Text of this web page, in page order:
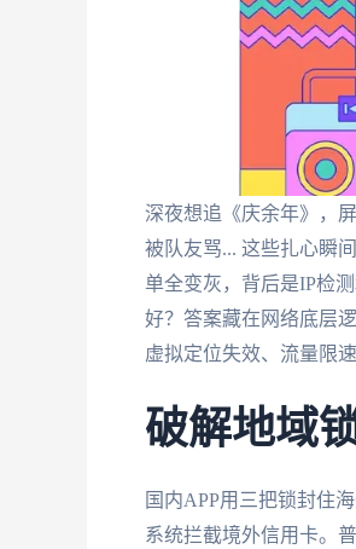
深夜想追《庆余年》，
被队友骂... 这些扎心瞬
单全变灰，背后是IP检
好？答案藏在网络底层
虚拟定位失效、流量限速
破解地域
国内APP用三把锁封住
系统拦截境外信用卡。